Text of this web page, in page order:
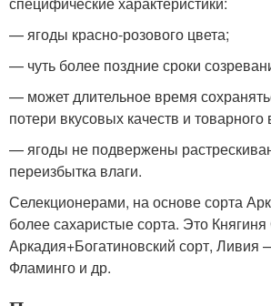
— ягоды красно-розового цвета;
— чуть более поздние сроки
— может длительное время
потери вкусовых качеств и товарного
— ягоды не подвержены
переизбытка влаги.
Селекционерами, на основе сорта
более сахаристые сорта. Это
Аркадия+Богатиновский сорт, Ливия
Фламинго и др.